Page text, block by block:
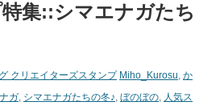
集::シマエナガたち
クリエイターズスタンプ Miho_Kurosu, か
ガ, シマエナガたちの冬♪, ぼのぼの, 人気ス